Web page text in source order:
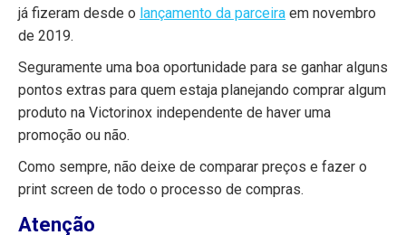
já fizeram desde o lançamento da parceira em novembro
de 2019.
Seguramente uma boa oportunidade para se ganhar alguns
pontos extras para quem estaja planejando comprar algum
produto na Victorinox independente de haver uma
promoção ou não.
Como sempre, não deixe de comparar preços e fazer o
print screen de todo o processo de compras.
Atenção